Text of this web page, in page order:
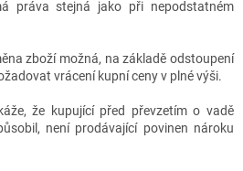
práva stejná jako při nepodstatném
zboží možná, na základě odstoupení
vrácení kupní ceny v plné výši.
že kupující před převzetím o vadě
není prodávající povinen nároku